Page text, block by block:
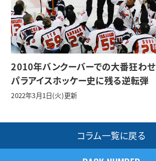
2010年バンクーバーでの大番狂わせ
パラアイスホッケー史に残る逆転弾
2022年3月1日(火)更新
コラム一覧に戻る